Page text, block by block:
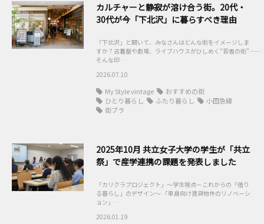
カルチャーと静寂が溶け合う街。20代・
30代が今「下北沢」に暮らすべき理由
「下北沢」と聞いて、みなさんはどんな街をイメージしま
すか？古着屋や劇場、ライブハウスがひしめく“若者の街”――
そんな印…
2026.07.10
My Style vintage
おすすめの街
ひとり暮らし
ふたり暮らし
小田急線
街ブラ
2025年10月 共立女子大学の学生が「共立
祭」で産学連携の課題を発表しました
「カリクラプロジェクト」～学生視点－これからの「借り
る暮らし」のデザイン～ 「単身向け賃貸物件のリノベーシ
ョン」…
2026.01.19